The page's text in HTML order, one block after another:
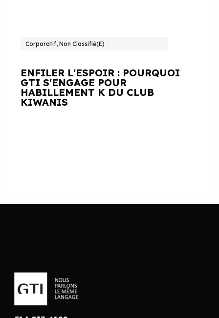
Corporatif, Non Classifié(e)
ENFILER L'ESPOIR : POURQUOI
GTI S'ENGAGE POUR
HABILLEMENT K DU CLUB
KIWANIS